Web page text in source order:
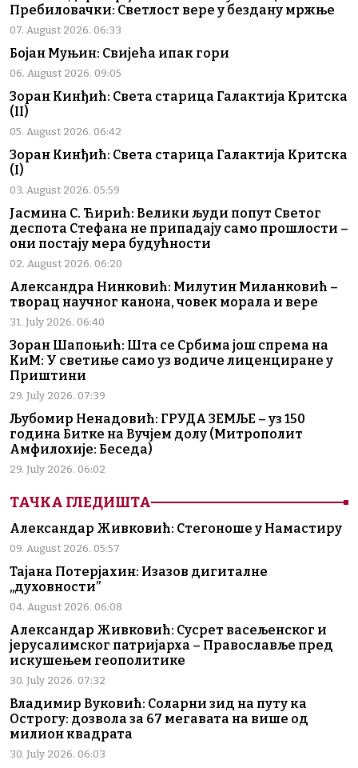
Пребиловачки: Светлост вере у бездану мржње
07. August 2026. 06:33
Бојан Муњин: Свијећа ипак гори
06. August 2026. 09:05
Зоран Кинђић: Света старица Галактија Критска
(II)
05. August 2026. 06:42
Зоран Кинђић: Света старица Галактија Критска
(I)
03. August 2026. 05:59
Јасмина С. Ћирић: Велики људи попут Светог
деспота Стефана не припадају само прошлости –
они постају мера будућности
02. August 2026. 06:20
Александра Нинковић: Милутин Миланковић –
творац научног канона, човек морала и вере
31. July 2026. 06:40
Зоран Шапоњић: Шта се Србима још спрема на
КиМ: У светиње само уз водиче лиценциране у
Приштини
29. July 2026. 07:39
Љубомир Ненадовић: ГРУДА ЗЕМЉЕ – уз 150
година Битке на Вучјем долу (Митрополит
Амфилохије: Беседа)
29. July 2026. 06:02
ТАЧКА ГЛЕДИШТА
Александар Живковић: Стегоноше у Намастиру
09. August 2026. 05:57
Тајана Потерјахин: Изазов дигиталне
„духовности”
04. August 2026. 06:08
Александар Живковић: Сусрет васељенског и
јерусалимског патријарха – Православље пред
искушењем геополитике
30. July 2026. 07:32
Владимир Вуковић: Соларни зид на путу ка
Острогу: дозвола за 67 мегавата на више од
милион квадрата
30. July 2026. 06:03